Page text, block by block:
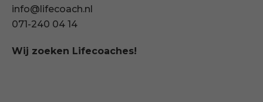
info@lifecoach.nl
071-240 04 14
Wij zoeken Lifecoaches!